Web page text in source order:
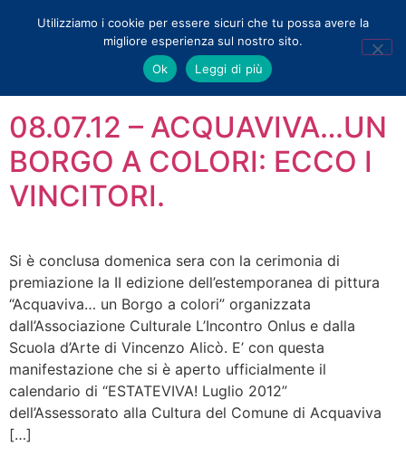
estemporanea
08.07.12 – ACQUAVIVA…UN
BORGO A COLORI: ECCO I
VINCITORI.
Si è conclusa domenica sera con la cerimonia di
premiazione la II edizione dell’estemporanea di pittura
“Acquaviva… un Borgo a colori” organizzata
dall’Associazione Culturale L’Incontro Onlus e dalla
Scuola d’Arte di Vincenzo Alicò. E’ con questa
manifestazione che si è aperto ufficialmente il
calendario di “ESTATEVIVA! Luglio 2012”
dell’Assessorato alla Cultura del Comune di Acquaviva
[…]
Utilizziamo i cookie per essere sicuri che tu possa avere la
migliore esperienza sul nostro sito.
Ok
Leggi di più